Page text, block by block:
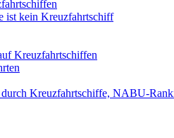
ist kein Kreuzfahrtschiff
Kreuzfahrtschiffen
Kreuzfahrtschiffe, NABU-